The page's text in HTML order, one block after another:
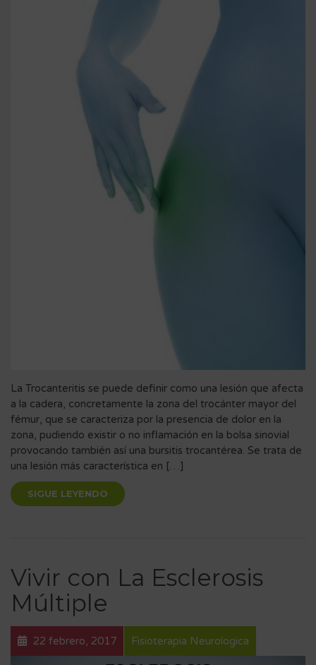
La Trocanteritis se puede definir como una lesión que afecta
a la cadera, concretamente la zona del trocánter mayor del
fémur, que se caracteriza por la presencia de dolor en la
zona, pudiendo existir o no inflamación en la bolsa sinovial
provocando también así una bursitis trocantérea. Se trata de
una lesión más característica en […]
SIGUE LEYENDO
Vivir con La Esclerosis
Múltiple
22 febrero, 2017 Fisioterapia Neurologica